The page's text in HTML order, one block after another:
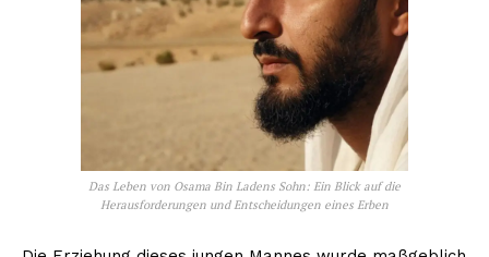
Das Leben von Osama Bin Ladens Sohn: Ein Blick auf die
Herausforderungen und Entscheidungen eines Erben